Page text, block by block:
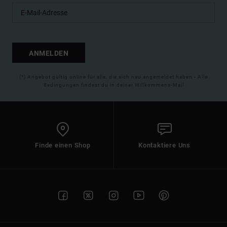
ANMELDEN
(*) Angebot gültig online für alle, die sich neu angemeldet haben - Alle
Bedingungen findest du in deiner Willkommens-Mail
Finde einen Shop Kontaktiere Uns